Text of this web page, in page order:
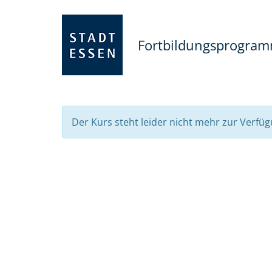
Der Kurs steht leider nicht mehr zur